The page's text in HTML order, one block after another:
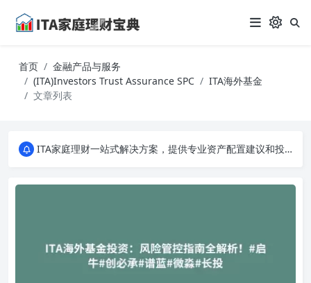
首页
金融产品与服务
(ITA)Investors Trust Assurance SPC
ITA海外基金
文章列表
ITA家庭理财一站式解决方案，提供专业资产配置建议和投资策略分析。从入门到专家，全面掌握家庭财务规划的秘诀，让您的财富稳健增长！